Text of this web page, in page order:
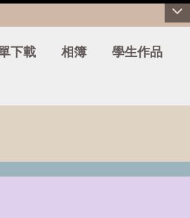
下載 相簿
學生作品